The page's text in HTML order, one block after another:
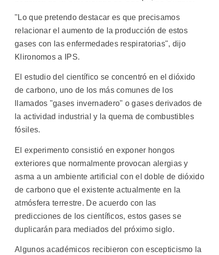
"Lo que pretendo destacar es que precisamos
relacionar el aumento de la producción de estos
gases con las enfermedades respiratorias", dijo
Klironomos a IPS.
El estudio del científico se concentró en el dióxido
de carbono, uno de los más comunes de los
llamados "gases invernadero" o gases derivados de
la actividad industrial y la quema de combustibles
fósiles.
El experimento consistió en exponer hongos
exteriores que normalmente provocan alergias y
asma a un ambiente artificial con el doble de dióxido
de carbono que el existente actualmente en la
atmósfera terrestre. De acuerdo con las
predicciones de los científicos, estos gases se
duplicarán para mediados del próximo siglo.
Algunos académicos recibieron con escepticismo la